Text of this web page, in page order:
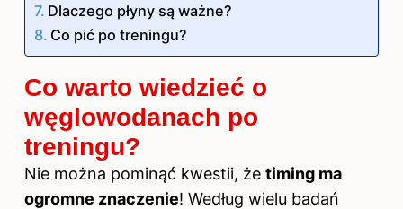
Dlaczego płyny są ważne?
Co pić po treningu?
Co warto wiedzieć o
węglowodanach po
treningu?
Nie można pominąć kwestii, że timing ma
ogromne znaczenie! Według wielu badań